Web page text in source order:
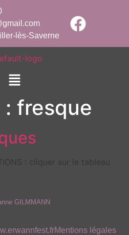
lès-Saverne
fresque
: cliquer sur le tableau
GILMMANN
Mentions légales